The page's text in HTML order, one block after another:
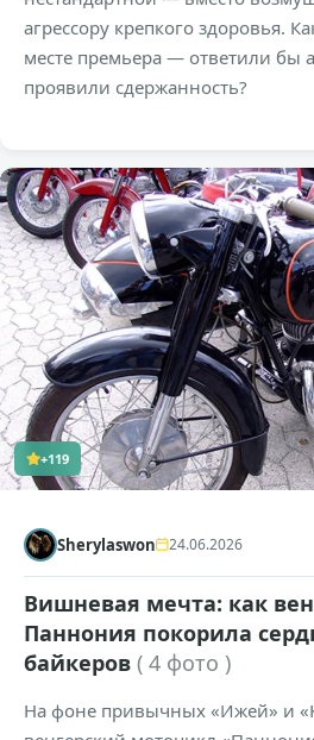
агрессору крепкого здоровья.
месте премьера — ответили бы
проявили сдержанность?
+119
Sherylaswon 24.06.2026
Вишневая мечта: как
Паннония покорила
байкеров ( 4 фото )
На фоне привычных «Ижей» и